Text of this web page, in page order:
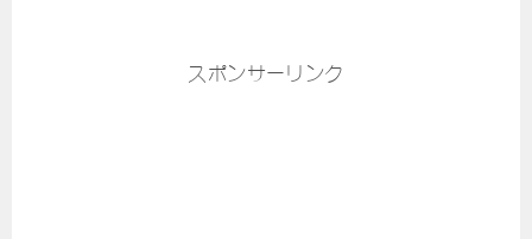
スポンサーリンク